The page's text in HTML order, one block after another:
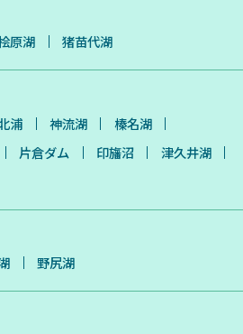
原湖 猪苗代湖
浦 神流湖
榛名湖
片倉ダム 印旛沼
津久井湖
野尻湖